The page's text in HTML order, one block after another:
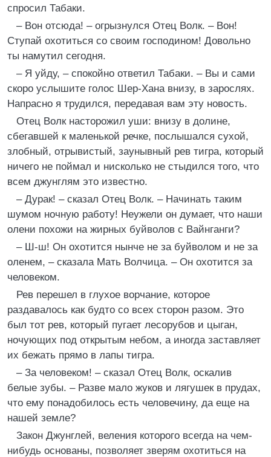
спросил Табаки.
– Вон отсюда! – огрызнулся Отец Волк. – Вон!
Ступай охотиться со своим господином! Довольно
ты намутил сегодня.
– Я уйду, – спокойно ответил Табаки. – Вы и сами
скоро услышите голос Шер-Хана внизу, в зарослях.
Напрасно я трудился, передавая вам эту новость.
Отец Волк насторожил уши: внизу в долине,
сбегавшей к маленькой речке, послышался сухой,
злобный, отрывистый, заунывный рев тигра, который
ничего не поймал и нисколько не стыдился того, что
всем джунглям это известно.
– Дурак! – сказал Отец Волк. – Начинать таким
шумом ночную работу! Неужели он думает, что наши
олени похожи на жирных буйволов с Вайнганги?
– Ш-ш! Он охотится нынче не за буйволом и не за
оленем, – сказала Мать Волчица. – Он охотится за
человеком.
Рев перешел в глухое ворчание, которое
раздавалось как будто со всех сторон разом. Это
был тот рев, который пугает лесорубов и цыган,
ночующих под открытым небом, а иногда заставляет
их бежать прямо в лапы тигра.
– За человеком! – сказал Отец Волк, оскалив
белые зубы. – Разве мало жуков и лягушек в прудах,
что ему понадобилось есть человечину, да еще на
нашей земле?
Закон Джунглей, веления которого всегда на чем-
нибудь основаны, позволяет зверям охотиться на